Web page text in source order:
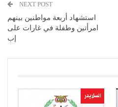
NEXT POST
استشهاد أربعة مواطنين بينهم
امرأتين وطفلة في غارات على
إب
السلايدر